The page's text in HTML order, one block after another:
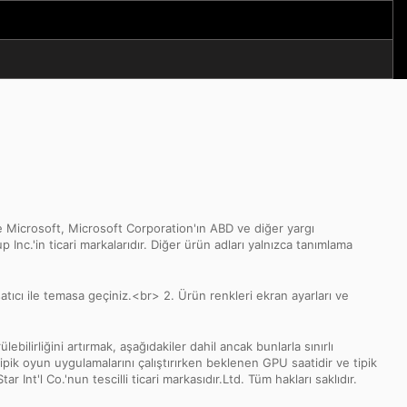
Microsoft Corporation'ın ABD ve diğer yargı
ticari markalarıdır. Diğer ürün adları yalnızca tanımlama
ile temasa geçiniz.<br> 2. Ürün renkleri ekran ayarları ve
artırmak, aşağıdakiler dahil ancak bunlarla sınırlı
oyun uygulamalarını çalıştırırken beklenen GPU saatidir ve tipik
Co.'nun tescilli ticari markasıdır.Ltd. Tüm hakları saklıdır.